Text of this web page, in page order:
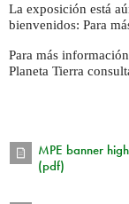
La exposición está
bienvenidos: Para
Para más
Planeta Tierra
MPE banner
(pdf)